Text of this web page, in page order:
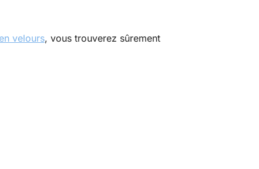
velours, vous trouverez sûrement